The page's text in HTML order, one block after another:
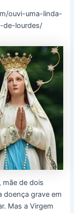
ouvi-uma-linda-
de-lourdes/
mãe de dois
doença grave em
Mas a Virgem